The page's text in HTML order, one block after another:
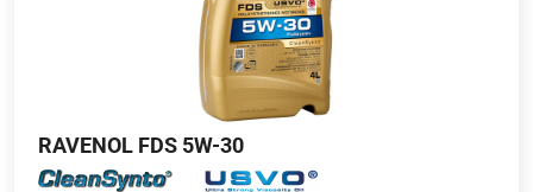
RAVENOL FDS 5W-30